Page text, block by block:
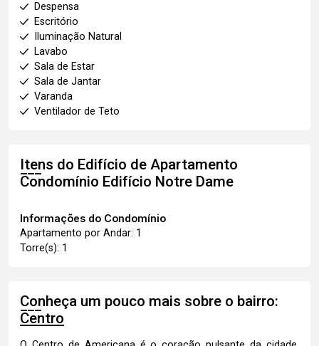
Despensa
Escritório
Iluminação Natural
Lavabo
Sala de Estar
Sala de Jantar
Varanda
Ventilador de Teto
Itens do Edifício de Apartamento
Condomínio Edifício Notre Dame
Informações do Condomínio
Apartamento por Andar: 1
Torre(s): 1
Conheça um pouco mais sobre o bairro:
Centro